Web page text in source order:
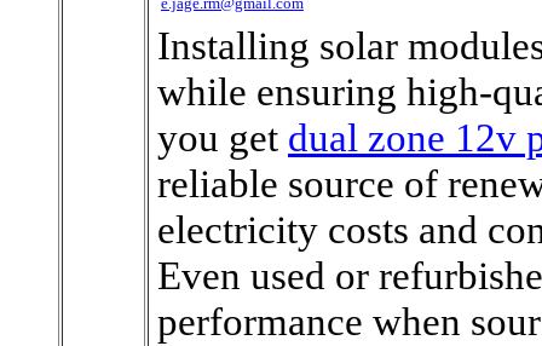
Installing solar
while ensuring high-
you get dual zone 12v
reliable source of
electricity costs and
Even used or
performance when